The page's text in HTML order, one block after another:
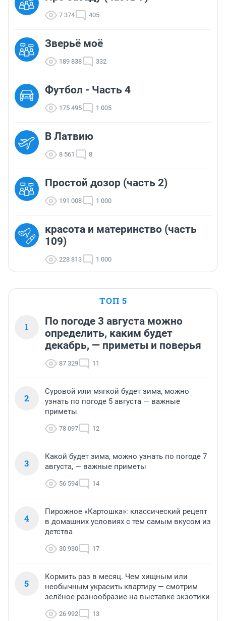
7 374 405
Зверьё моё
189 838 332
Футбол - Часть 4
175 495 1 005
В Латвию
8 561 8
Простой дозор (часть 2)
191 008 1 000
красота и материнство (часть
109)
228 813 1 000
ТОП 5
1
По погоде 3 августа можно
определить, каким будет
декабрь, — приметы и поверья
87 329 11
2
Суровой или мягкой будет зима, можно
узнать по погоде 5 августа — важные
приметы
78 097 12
3
Какой будет зима, можно узнать по погоде 7
августа, — важные приметы
56 594 14
4
Пирожное «Картошка»: классический рецепт
в домашних условиях с тем самым вкусом из
детства
30 930 17
5
Кормить раз в месяц. Чем хищным или
необычным украсить квартиру — смотрим
зелёное разнообразие на выставке экзотики
26 992 13